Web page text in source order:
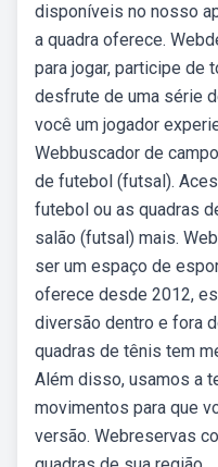
disponíveis no nosso
a quadra oferece.
para jogar, participe de
desfrute de uma série
você um jogador
Webbuscador de
de futebol (futsal).
futebol ou as quadras
salão (futsal) mais.
ser um espaço de
oferece desde 2012,
diversão dentro e fora
quadras de tênis tem
Além disso, usamos a
movimentos para que
versão. Webreservas